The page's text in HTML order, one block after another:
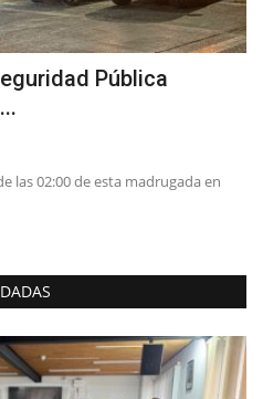
Pública
las 02:00 de esta madrugada en